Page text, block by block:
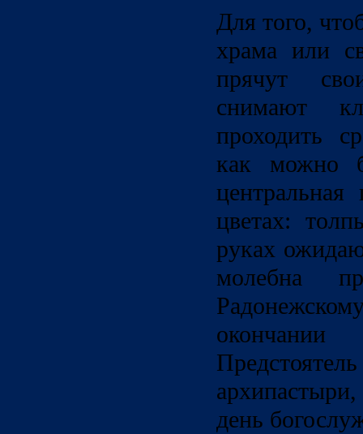
Для того,
храма или
прячут
снимают
проходить
как можно
цветах:
руках
молебна
день